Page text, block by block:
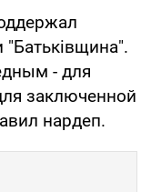
- для
заключенной
нардеп.